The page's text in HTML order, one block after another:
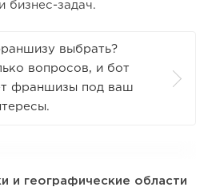
бизнес-задач.
выбрать?
вопросов, и бот
франшизы под ваш
и географические области